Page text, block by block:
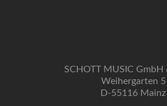
SCHOTT MUSIC GmbH
Weihergarten 5
D-55116 Mainz